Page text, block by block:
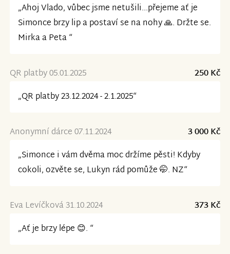
„Ahoj Vlado, vůbec jsme netušili...přejeme ať je
Simonce brzy lip a postaví se na nohy 🙏. Držte se.
Mirka a Peta “
QR platby 05.01.2025
250 Kč
„QR platby 23.12.2024 - 2.1.2025“
Anonymní dárce 07.11.2024
3 000 Kč
„Simonce i vám dvěma moc držíme pěsti! Kdyby
cokoli, ozvěte se, Lukyn rád pomůže 🤭. NZ“
Eva Levíčková 31.10.2024
373 Kč
„Ať je brzy lépe 😊. “